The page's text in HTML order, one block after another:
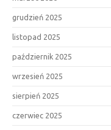
grudzień 2025
listopad 2025
październik 2025
wrzesień 2025
sierpień 2025
czerwiec 2025